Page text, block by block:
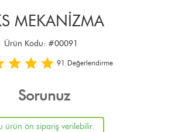
MEKANİZMA
Ürün Kodu: #00091
91 Değerlendirme
Sorunuz
ürün ön sipariş verilebilir.